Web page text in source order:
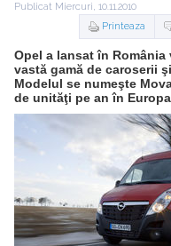
Publicat Miercuri, 10.11.2010
Printeaza
Opel a lansat în
vastă gamă de caroserii
Modelul se numeşte
de unităţi pe an în